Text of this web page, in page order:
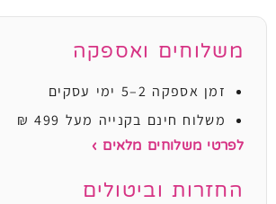
משלוחים ואספקה
זמן אספקה 2–5 ימי עסקים
משלוח חינם בקנייה מעל 499 ₪
לפרטי משלוחים מלאים ›
החזרות וביטולים